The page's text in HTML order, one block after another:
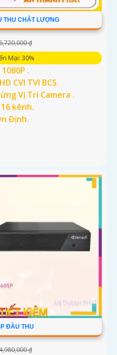
THU CHẤT LƯỢNG
₫
Mại: 30%
1080P .
CVI TVI BCS.
Vị Trí Camera .
kênh.
Định.
ĐẦU THU
₫